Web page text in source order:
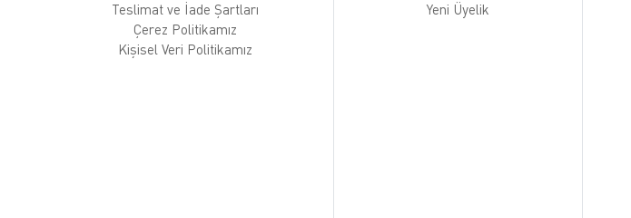
Teslimat ve İade Şartları
Çerez Politikamız
Kişisel Veri Politikamız
Yeni Üyelik